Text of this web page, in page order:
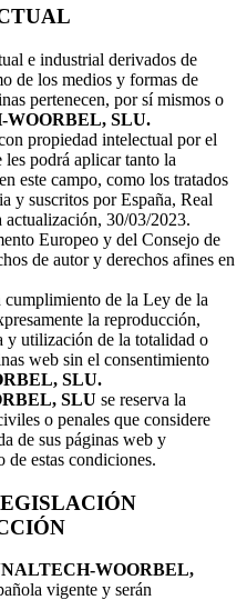
e industrial derivados de
de los medios y formas de
pertenecen, por sí mismos o
SLU.
propiedad intelectual por el
podrá aplicar tanto la
este campo, como los tratados
y suscritos por España, Real
30/03/2023.
Europeo y del Consejo de
de autor y derechos afines en
cumplimiento de la Ley de la
la reproducción,
utilización de la totalidad o
web sin el consentimiento
SLU.
SLU se reserva la
o penales que considere
de sus páginas web y
estas condiciones.
WOORBEL,
vigente y serán